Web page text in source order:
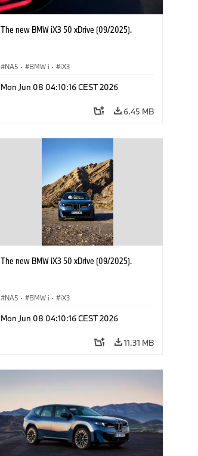
The new BMW iX3 50 xDrive (09/2025).
NA5 · BMW i · iX3
Mon Jun 08 04:10:16 CEST 2026
6.45 MB
The new BMW iX3 50 xDrive (09/2025).
NA5 · BMW i · iX3
Mon Jun 08 04:10:16 CEST 2026
11.31 MB